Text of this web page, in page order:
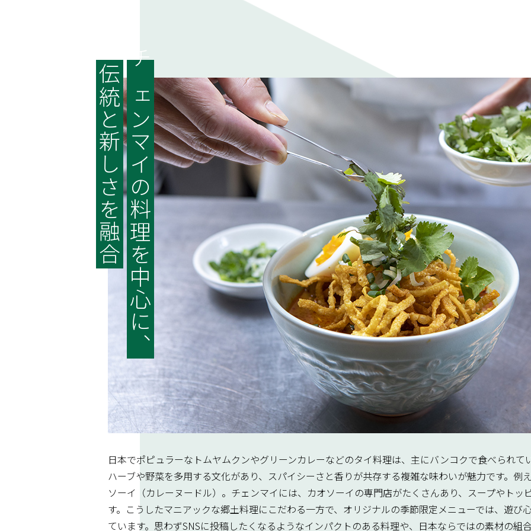
チェンマイの料理を中心に、
伝統と新しさを融合
日本でポピュラーなトムヤムクンやグリーンカレーなどのタイ料理は、主にバンコクで食べられて
ハーブや野菜を多用する文化があり、スパイシーさと香りが共存する複雑な味わいが魅力です。例
ソーイ（カレーヌードル）。チェンマイには、カオソーイの専門店がたくさんあり、スープやトッ
す。こうしたマニアックな郷土料理にこだわる一方で、オリジナルの季節限定メニューでは、遊び
ています。思わずSNSに投稿したくなるようなインパクトのある料理や、日本ならではの素材の組